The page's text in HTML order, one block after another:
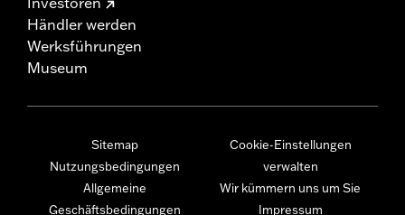
Händler werden
Werksführungen
Museum
Sitemap
Nutzungsbedingungen
Allgemeine
Geschäftsbedingungen
Cookie-Einstellungen
verwalten
Wir kümmern uns um Sie
Impressum